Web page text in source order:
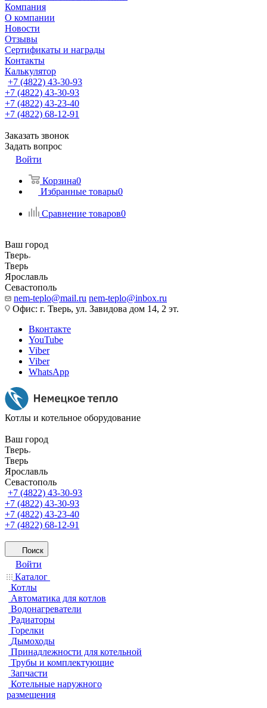
Компания
О компании
Новости
Отзывы
Сертификаты и награды
Контакты
Калькулятор
+7 (4822) 43-30-93
+7 (4822) 43-30-93
+7 (4822) 43-23-40
+7 (4822) 68-12-91
Заказать звонок
Задать вопрос
Войти
Корзина0
Избранные товары0
Сравнение товаров0
Ваш город
Тверь
Тверь
Ярославль
Севастополь
nem-teplo@mail.ru nem-teplo@inbox.ru
Офис: г. Тверь, ул. Завидова дом 14, 2 эт.
Вконтакте
YouTube
Viber
Viber
WhatsApp
Котлы и котельное оборудование
Ваш город
Тверь
Тверь
Ярославль
Севастополь
+7 (4822) 43-30-93
+7 (4822) 43-30-93
+7 (4822) 43-23-40
+7 (4822) 68-12-91
Поиск
Войти
Каталог
Котлы
Автоматика для котлов
Водонагреватели
Радиаторы
Горелки
Дымоходы
Принадлежности для котельной
Трубы и комплектующие
Запчасти
Котельные наружного
размещения